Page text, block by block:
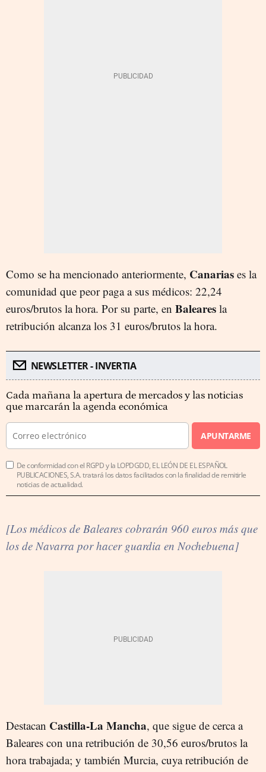
Como se ha mencionado anteriormente, Canarias es la
comunidad que peor paga a sus médicos: 22,24
euros/brutos la hora. Por su parte, en Baleares la
retribución alcanza los 31 euros/brutos la hora.
NEWSLETTER - INVERTIA
Cada mañana la apertura de mercados y las noticias
que marcarán la agenda económica
APUNTARME
De conformidad con el RGPD y la LOPDGDD, EL LEÓN DE EL ESPAÑOL
PUBLICACIONES, S.A. tratará los datos facilitados con la finalidad de remitirle
noticias de actualidad.
[Los médicos de Baleares cobrarán 960 euros más que
los de Navarra por hacer guardia en Nochebuena]
Destacan Castilla-La Mancha, que sigue de cerca a
Baleares con una retribución de 30,56 euros/brutos la
hora trabajada; y también Murcia, cuya retribución de